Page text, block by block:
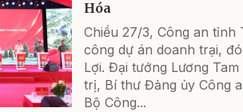
Hóa
Chiều 27/3, Công an
công dự án doanh trại,
Lợi. Đại tướng Lương
trị, Bí thư Đảng ủy Công
Bộ Công...